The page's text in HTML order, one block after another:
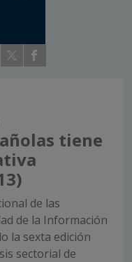
tiene
de las
de la Información
la sexta edición
sectorial de